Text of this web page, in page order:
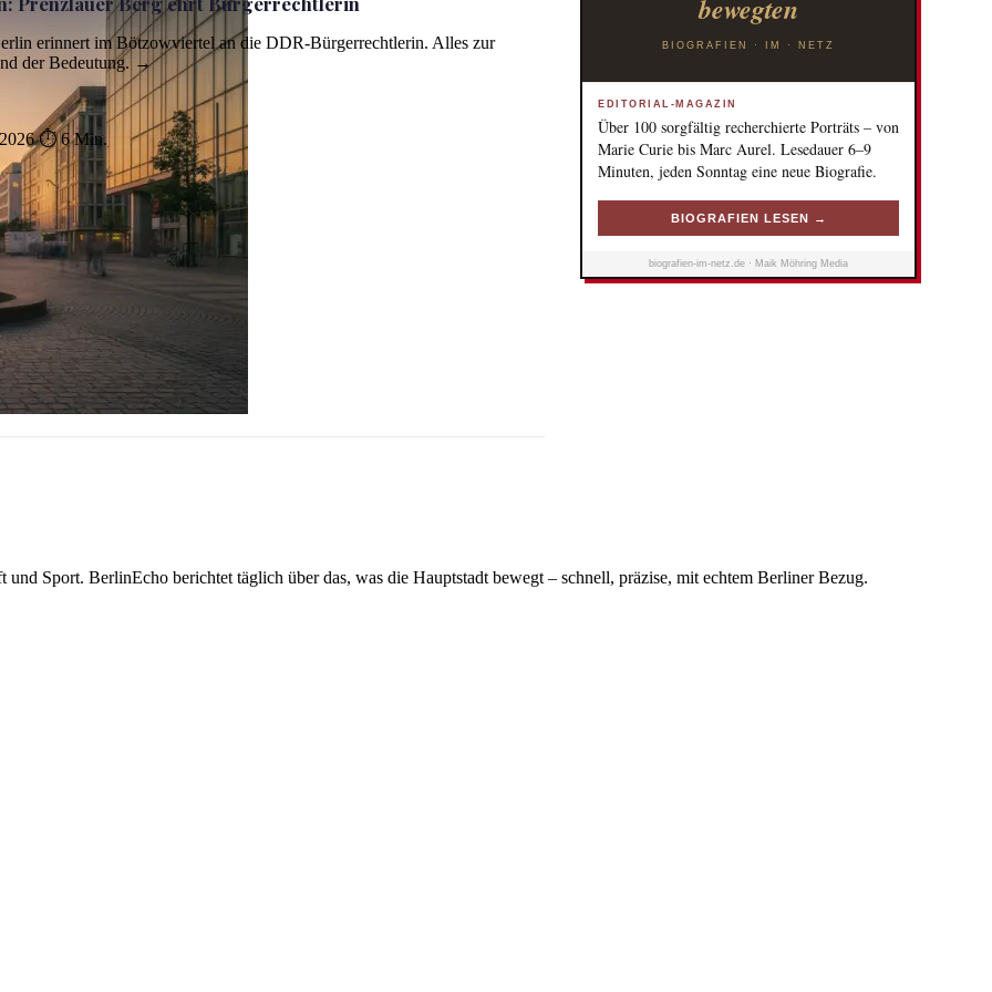
erinnert im Bötzowviertel an die DDR-Bürgerrechtlerin. Alles zur
der Bedeutung. →
⏱ 6 Min.
bewegten
BIOGRAFIEN · IM · NETZ
EDITORIAL-MAGAZIN
Über 100 sorgfältig recherchierte Porträts – von
Marie Curie bis Marc Aurel. Lesedauer 6–9
Minuten, jeden Sonntag eine neue Biografie.
BIOGRAFIEN LESEN →
biografien-im-netz.de · Maik Möhring Media
Sport. BerlinEcho berichtet täglich über das, was die Hauptstadt bewegt – schnell, präzise, mit echtem Berliner Bezug.